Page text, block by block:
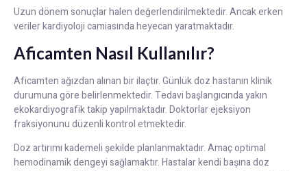
Uzun dönem sonuçlar halen değerlendirilmektedir. Ancak erken
veriler kardiyoloji camiasında heyecan yaratmaktadır.
Aficamten Nasıl Kullanılır?
Aficamten ağızdan alınan bir ilaçtır. Günlük doz hastanın klinik
durumuna göre belirlenmektedir. Tedavi başlangıcında yakın
ekokardiyografik takip yapılmaktadır. Doktorlar ejeksiyon
fraksiyonunu düzenli kontrol etmektedir.
Doz artırımı kademeli şekilde planlanmaktadır. Amaç optimal
hemodinamik dengeyi sağlamaktır. Hastalar kendi başına doz